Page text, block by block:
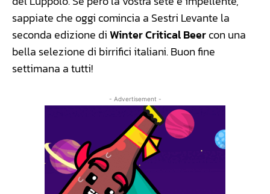
sappiate che oggi comincia a Sestri Levante la
seconda edizione diWinter Critical Beercon una
bella selezione di birrifici italiani. Buon fine
settimana a tutti!
- Advertisement -